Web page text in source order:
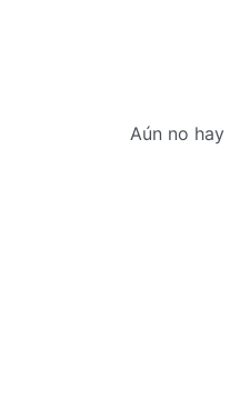
Aún no